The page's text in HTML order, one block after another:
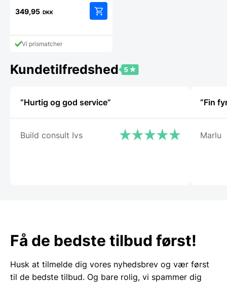
349,95 DKK
Vi prismatcher
Kundetilfredshed
“Hurtig og god service”
Build consult Ivs
“Fin
Marlu
Få de bedste tilbud først!
Husk at tilmelde dig vores nyhedsbrev og vær først
til de bedste tilbud. Og bare rolig, vi spammer dig